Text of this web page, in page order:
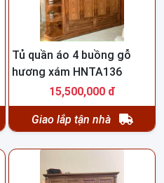
Tủ quần áo 4 buồng gỗ
hương xám HNTA136
15,500,000 đ
Giao lắp tận nhà